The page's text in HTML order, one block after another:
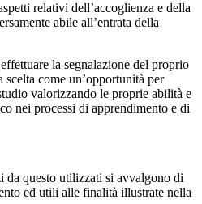
relativi dell’accoglienza e della
abile all’entrata della
la segnalazione del proprio
come un’opportunità per
valorizzando le proprie abilità e
nei processi di apprendimento e di
da questo utilizzati si avvalgono di
ed utili alle finalità illustrate nella